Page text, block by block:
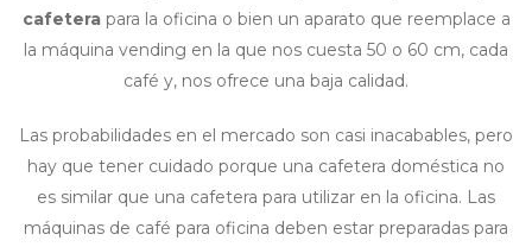
cafetera para la oficina o bien un aparato que reemplace a
la máquina vending en la que nos cuesta 50 o 60 cm, cada
café y, nos ofrece una baja calidad.
Las probabilidades en el mercado son casi inacabables, pero
hay que tener cuidado porque una cafetera doméstica no
es similar que una cafetera para utilizar en la oficina. Las
máquinas de café para oficina deben estar preparadas para